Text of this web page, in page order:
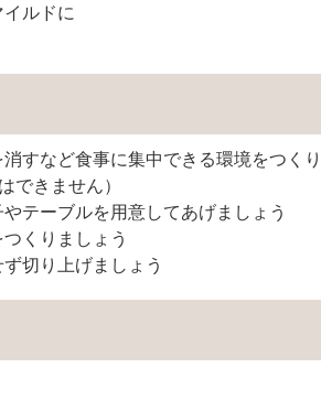
ルドに
すなど食事に集中できる環境をつく
できません）
テーブルを用意してあげましょう
くりましょう
切り上げましょう